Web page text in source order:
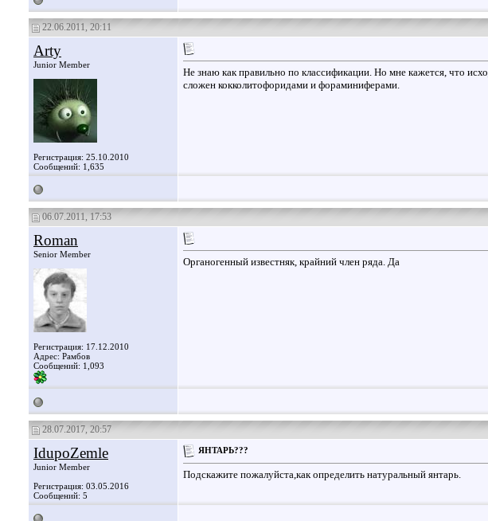
22.06.2011, 20:11
Arty
Junior Member
Регистрация: 25.10.2010
Сообщений: 1,635
Не знаю как правильно по классификации. Но мне кажется, что
сложен кокколитофоридами и фораминиферами.
06.07.2011, 17:53
Roman
Senior Member
Регистрация: 17.12.2010
Адрес: Рамбов
Сообщений: 1,093
Органогенный известняк, крайний член ряда. Да
28.07.2017, 20:57
IdupoZemle
Junior Member
Регистрация: 03.05.2016
Сообщений: 5
ЯНТАРЬ???
Подскажите пожалуйста,как определить натуральный янтарь.